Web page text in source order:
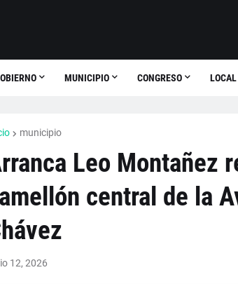
MUNICIPIO CONGRESO LOCAL
municipio
Leo Montañez
central de la
12, 2026